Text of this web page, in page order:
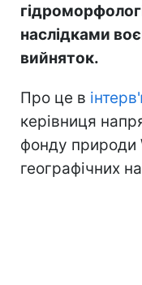
наслідками
вийняток.
Про це в
керівниця
фонду природи
географічних